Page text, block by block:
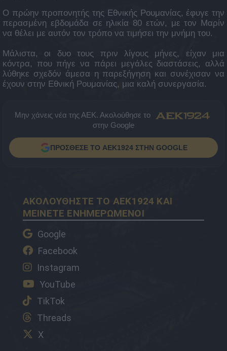
Ο πρώην προπονητής της Εθνικής Ρουμανίας, έφυγε την
περασμένη εβδομάδα σε ηλικία 80 ετών, με τον Μαρίν
να θέλει με αυτόν τον τρόπο να τιμήσει την μνήμη του.
Μάλιστα, οι δυο τους πριν λίγους μήνες, είχαν μια
κόντρα, που πήγε να πάρει μεγάλες διαστάσεις, αλλά
λύθηκε σχεδόν άμεσα η παρεξήγηση και συνέχισαν να
έχουν στην Εθνική Ρουμανίας, μια καλή συνεργασία.
Μην χάνεις νέα της ΑΕΚ. Ακολούθησε το
στην Google
ΠΡΟΣΘΕΣΕ ΤΟ AEK1924 ΣΤΗΝ GOOGLE
ΑΚΟΛΟΥΘΗΣΤΕ ΤΟ AEK1924 ΚΑΙ
ΜΕΙΝΕΤΕ ΕΝΗΜΕΡΩΜΕΝΟΙ
Google
Facebook
Instagram
YouTube
TikTok
Threads
X